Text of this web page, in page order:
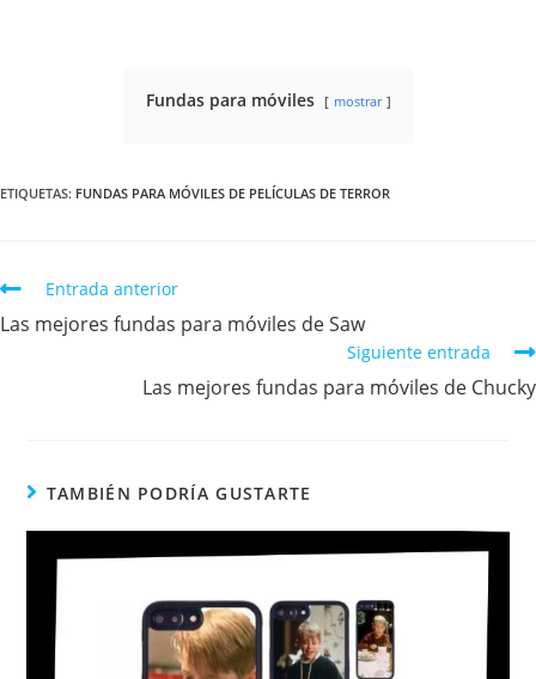
Fundas para móviles mostrar
ETIQUETAS: FUNDAS PARA MÓVILES DE PELÍCULAS DE TERROR
Entrada anterior
Las mejores fundas para móviles de Saw
Siguiente entrada
Las mejores fundas para móviles de Chucky
TAMBIÉN PODRÍA GUSTARTE